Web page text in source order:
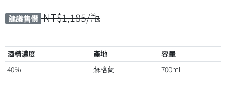
建議售價 NT$1,185/瓶
酒精濃度 產地
容量
40%
蘇格蘭 700ml